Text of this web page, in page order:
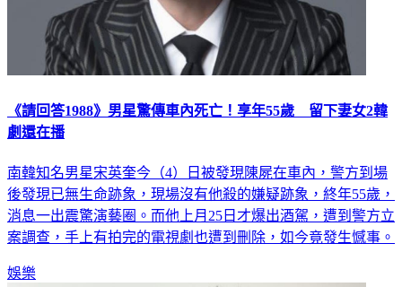
《請回答1988》男星驚傳車內死亡！享年55歲 留下妻女2韓
劇還在播
南韓知名男星宋英奎今（4）日被發現陳屍在車內，警方到場
後發現已無生命跡象，現場沒有他殺的嫌疑跡象，終年55歲，
消息一出震驚演藝圈。而他上月25日才爆出酒駕，遭到警方立
案調查，手上有拍完的電視劇也遭到刪除，如今竟發生憾事。
娛樂